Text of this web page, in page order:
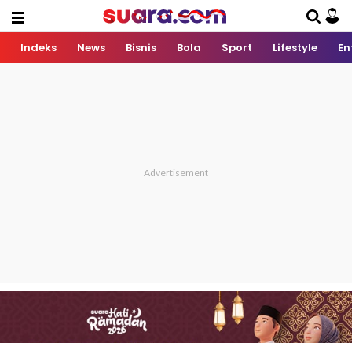
Indeks News Bisnis Bola Sport Lifestyle